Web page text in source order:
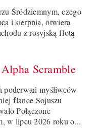
Śródziemnym, czego
i sierpnia, otwiera
z rosyjską flotą
Scramble
poderwań myśliwców
flance Sojuszu
Połączone
w lipcu 2026 roku o...